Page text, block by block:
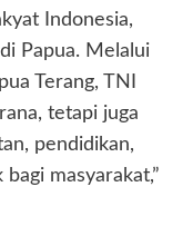
Indonesia,
Papua. Melalui
Terang, TNI
tetapi juga
pendidikan,
masyarakat,”